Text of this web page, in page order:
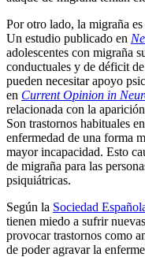
Por otro lado, la migraña
Un estudio publicado en
adolescentes con migraña
conductuales y de déficit
pueden necesitar apoyo
en Current Opinion in
relacionada con la
Son trastornos habituales
enfermedad de una forma
mayor incapacidad. Esto
de migraña para las
psiquiátricas.
Según la Sociedad
tienen miedo a sufrir
provocar trastornos como
de poder agravar la